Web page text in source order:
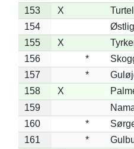
153
X
154
155
X
156
*
157
*
158
X
159
160
*
161
*